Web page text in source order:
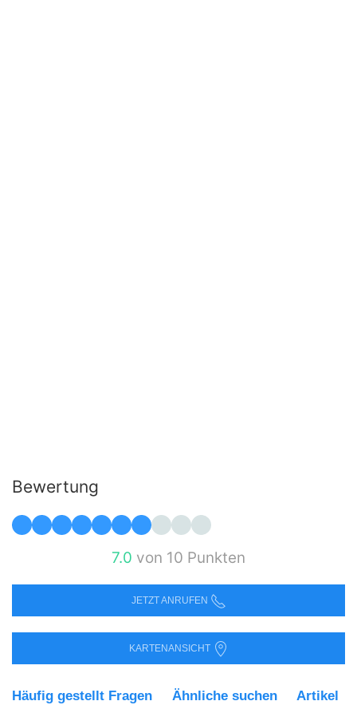
Bewertung
7.0 von 10 Punkten
JETZT ANRUFEN
KARTENANSICHT
Häufig gestellt Fragen Ähnliche suchen Artikel